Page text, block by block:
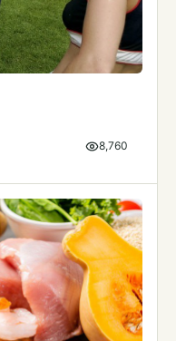
8,760